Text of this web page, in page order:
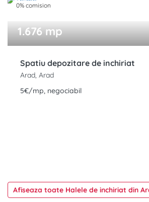
0% comision
1.676 mp
Spatiu depozitare de inchiriat
Arad, Arad
5€/mp, negociabil
Afiseaza toate Halele de inchiriat din